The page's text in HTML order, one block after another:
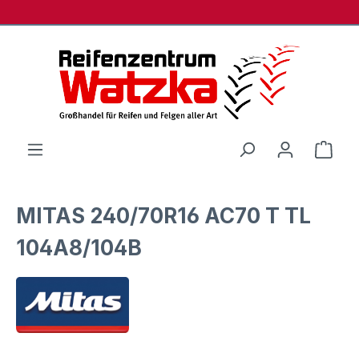
MITAS 240/70R16 AC70 T TL
104A8/104B